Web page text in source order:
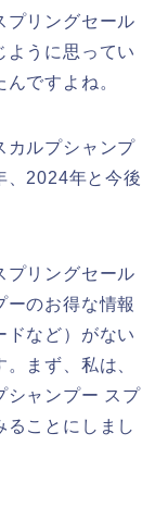
プリングセール
ように思ってい
ですよね。
カルプシャンプ
、2024年と今後
プリングセール
ーのお得な情報
ドなど）がない
まず、私は、
シャンプー スプ
ることにしまし